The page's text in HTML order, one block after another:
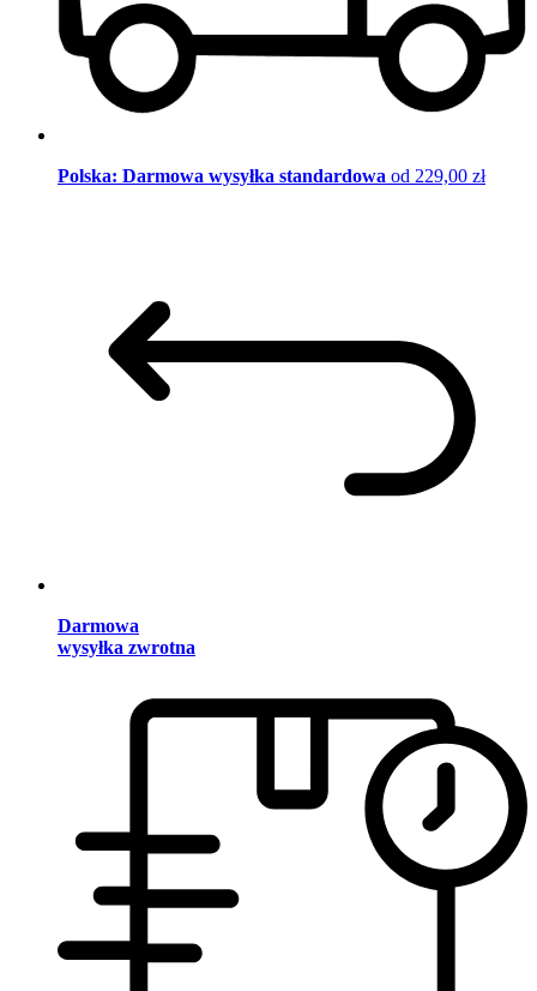
Polska: Darmowa wysyłka standardowa od 229,00 zł
Darmowa
wysyłka zwrotna